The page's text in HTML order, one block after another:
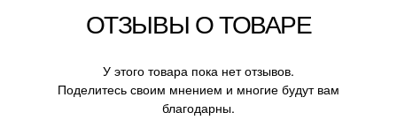
ОТЗЫВЫ О ТОВАРЕ
У этого товара пока нет отзывов.
Поделитесь своим мнением и многие будут вам
благодарны.